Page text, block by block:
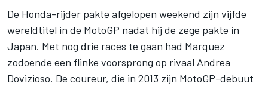
De Honda-rijder pakte afgelopen weekend zijn vijfde
wereldtitel in de MotoGP nadat hij de zege pakte in
Japan. Met nog drie races te gaan had Marquez
zodoende een flinke voorsprong op rivaal Andrea
Dovizioso. De coureur, die in 2013 zijn MotoGP-debuut